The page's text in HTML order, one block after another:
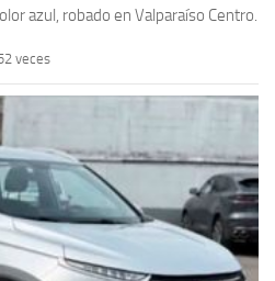
azul, robado en Valparaíso Centro.
veces